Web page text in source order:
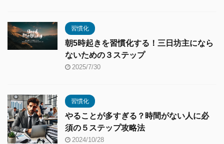
習慣化
朝5時起きを習慣化する！三日坊主になら
ないための３ステップ
2025/7/30
習慣化
やることが多すぎる？時間がない人に必
須の５ステップ攻略法
2024/10/28